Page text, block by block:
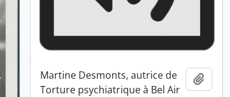
Martine Desmonts, autrice de
Torture psychiatrique à Bel Air